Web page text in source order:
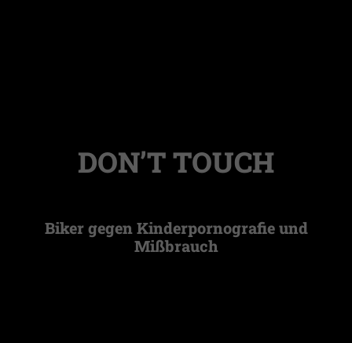
DON’T TOUCH
Biker gegen Kinderpornografie und
Mißbrauch